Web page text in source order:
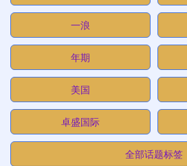
一浪
年期
美国
卓盛国际
全部话题标签